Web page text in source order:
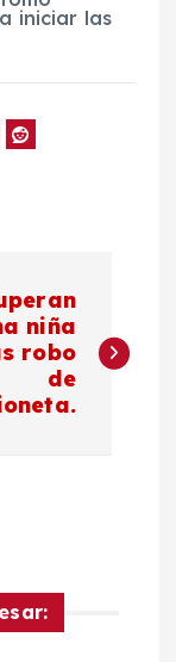
iniciar las
niña
robo
de